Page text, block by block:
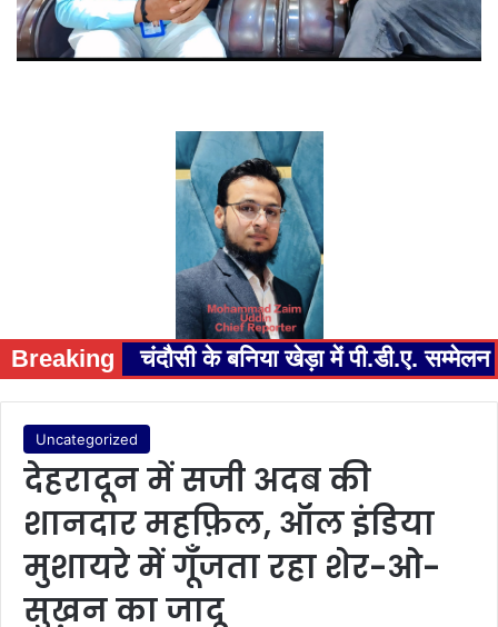
Breaking चंदौसी के बनिया खेड़ा में पी.डी.ए.
Uncategorized
देहरादून में सजी अदब की
शानदार महफ़िल, ऑल इंडिया
मुशायरे में गूँजता रहा शेर-ओ-
सुख़न का जादू